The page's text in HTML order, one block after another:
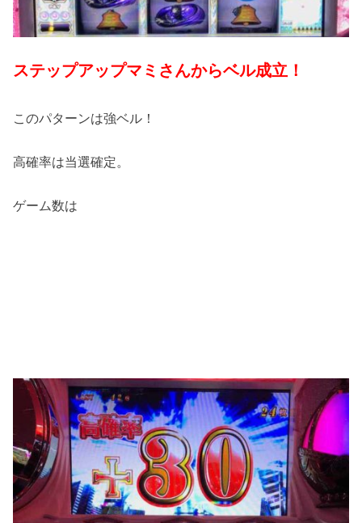
ステップアップマミさんからベル成立！
このパターンは強ベル！
高確率は当選確定。
ゲーム数は